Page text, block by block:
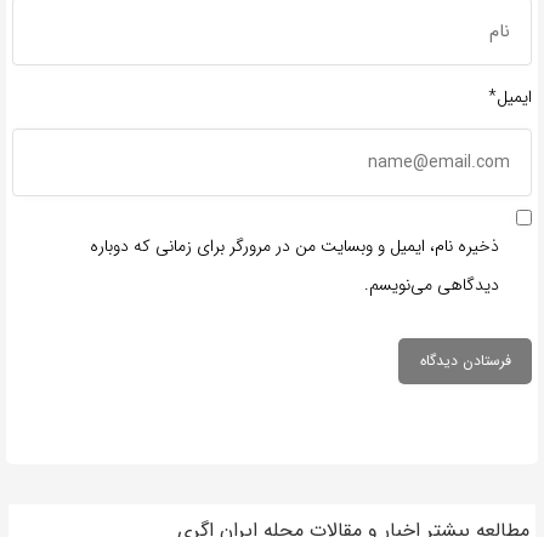
ایمیل*
ذخیره نام، ایمیل و وبسایت من در مرورگر برای زمانی که دوباره
دیدگاهی می‌نویسم.
مطالعه بیشتر اخبار و مقالات مجله ایران اگری